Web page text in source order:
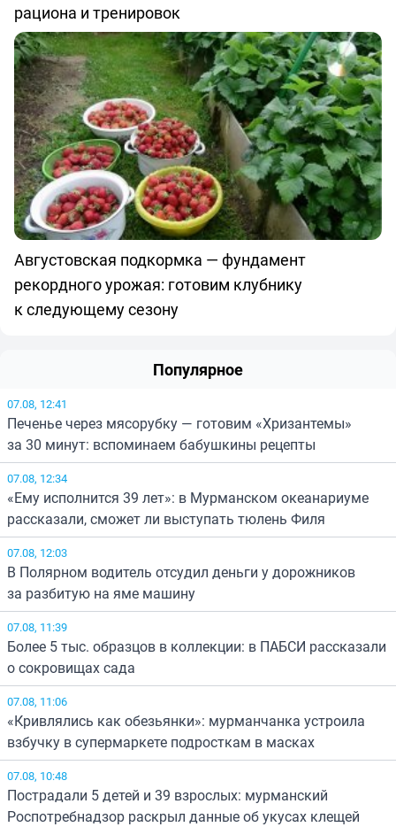
рациона и тренировок
Августовская подкормка — фундамент
рекордного урожая: готовим клубнику
к следующему сезону
Популярное
07.08, 12:41
Печенье через мясорубку — готовим «Хризантемы»
за 30 минут: вспоминаем бабушкины рецепты
07.08, 12:34
«Ему исполнится 39 лет»: в Мурманском океанариуме
рассказали, сможет ли выступать тюлень Филя
07.08, 12:03
В Полярном водитель отсудил деньги у дорожников
за разбитую на яме машину
07.08, 11:39
Более 5 тыс. образцов в коллекции: в ПАБСИ рассказали
о сокровищах сада
07.08, 11:06
«Кривлялись как обезьянки»: мурманчанка устроила
взбучку в супермаркете подросткам в масках
07.08, 10:48
Пострадали 5 детей и 39 взрослых: мурманский
Роспотребнадзор раскрыл данные об укусах клещей